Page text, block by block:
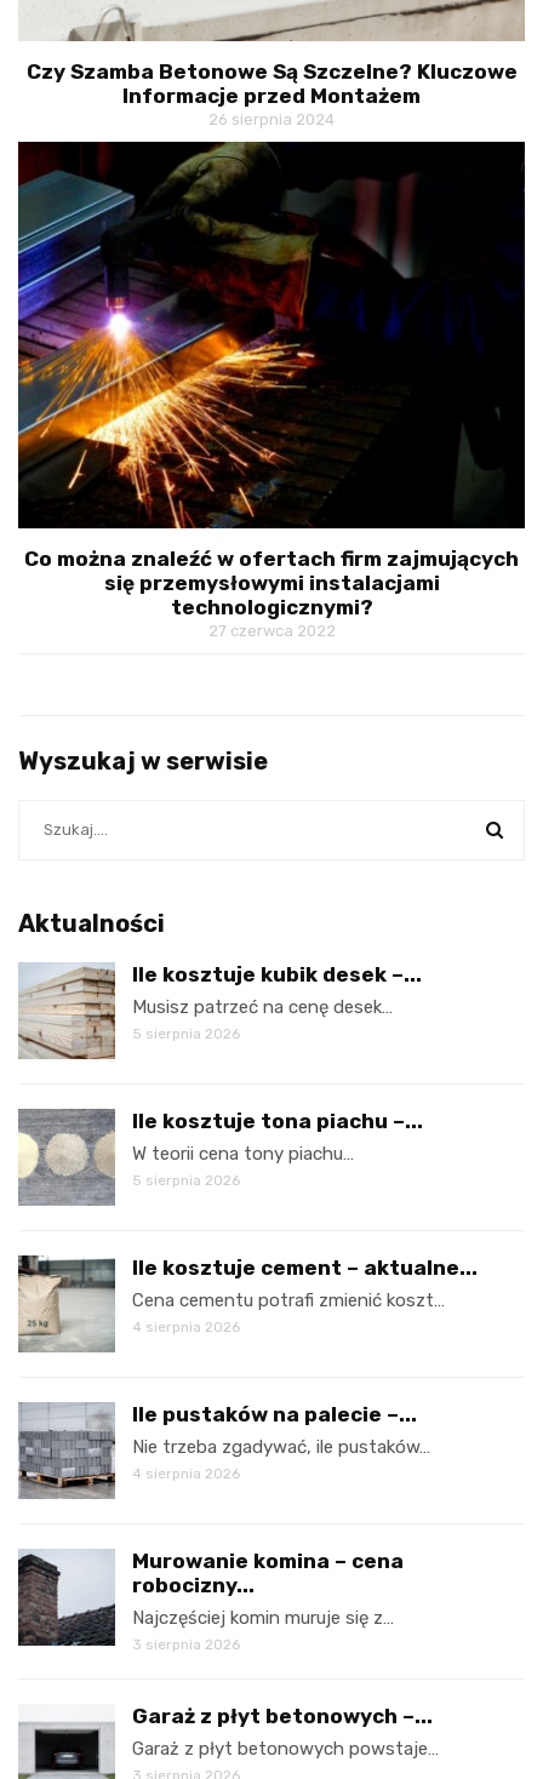
Czy Szamba Betonowe Są Szczelne? Kluczowe
Informacje przed Montażem
26 sierpnia 2024
Co można znaleźć w ofertach firm zajmujących
się przemysłowymi instalacjami
technologicznymi?
27 czerwca 2022
Wyszukaj w serwisie
Aktualności
Ile kosztuje kubik desek –...
Musisz patrzeć na cenę desek…
5 sierpnia 2026
Ile kosztuje tona piachu –...
W teorii cena tony piachu…
5 sierpnia 2026
Ile kosztuje cement – aktualne...
Cena cementu potrafi zmienić koszt…
4 sierpnia 2026
Ile pustaków na palecie –...
Nie trzeba zgadywać, ile pustaków…
4 sierpnia 2026
Murowanie komina – cena
robocizny...
Najczęściej komin muruje się z…
3 sierpnia 2026
Garaż z płyt betonowych –...
Garaż z płyt betonowych powstaje…
3 sierpnia 2026